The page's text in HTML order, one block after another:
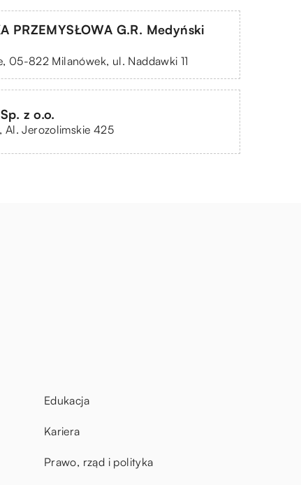
PRZEMYSŁOWA G.R. Medyński
05-822 Milanówek, ul. Naddawki 11
z o.o.
Al. Jerozolimskie 425
Edukacja
Kariera
Prawo, rząd i polityka